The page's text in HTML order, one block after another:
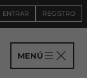
ENTRAR REGISTRO
MENÚ